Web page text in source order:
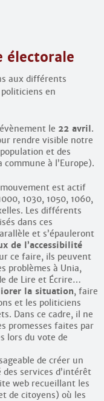
électorale
aux différents
en
le 22 avril.
rendre visible notre
et des
à l’Europe).
est actif
1030, 1050, 1060,
Les différents
dans ces
et s’épauleront
de l’accessibilité
ce faire, ils peuvent
problèmes à Unia,
de Lire et Écrire…
la situation, faire
et les politiciens
Dans ce cadre, il ne
promesses faites par
lors du vote de
de créer un
services d’intérêt
web recueillant les
de citoyens) où les